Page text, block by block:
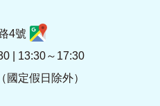
4號
| 13:30～17:30
國定假日除外）